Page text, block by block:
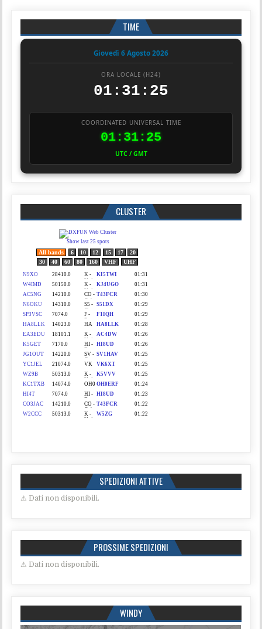
TIME
Giovedì 6 Agosto 2026
ORA LOCALE (H24)
01:31:26
COORDINATED UNIVERSAL TIME
01:31:26
UTC / GMT
CLUSTER
SPEDIZIONI ATTIVE
⚠ Dati non disponibili.
PROSSIME SPEDIZIONI
⚠ Dati non disponibili.
WINDY